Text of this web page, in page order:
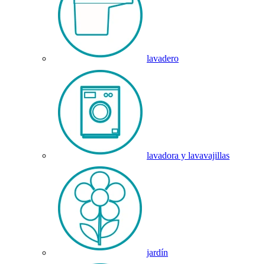
lavadero
lavadora y lavavajillas
jardín